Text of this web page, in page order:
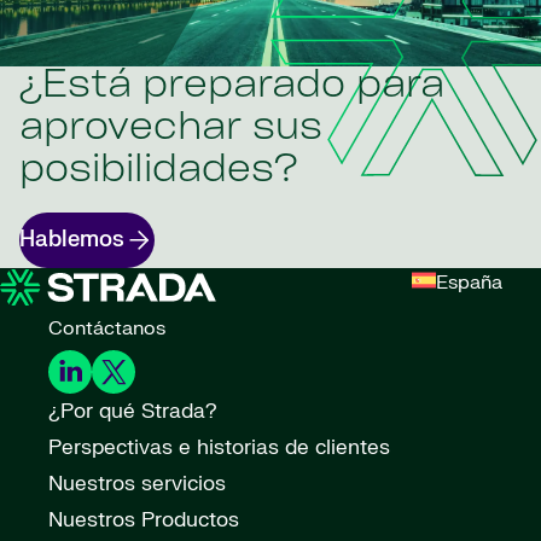
¿Está preparado para
aprovechar sus
posibilidades?
Hablemos
España
Contáctanos
¿Por qué Strada?
Perspectivas e historias de clientes
Nuestros servicios
Nuestros Productos